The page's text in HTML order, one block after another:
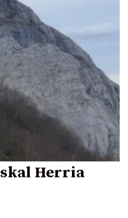
Herria